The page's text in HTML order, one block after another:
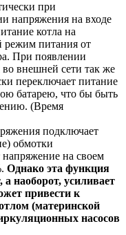
при
напряжения на входе
котла на
режим питания от
При появлении
внешней сети так же
переключает питание
батарею, что бы быть
(Время
подключает
обмотки
на своем
Однако эта функция
а наоборот, усиливает
привести к
(материнской
насосов